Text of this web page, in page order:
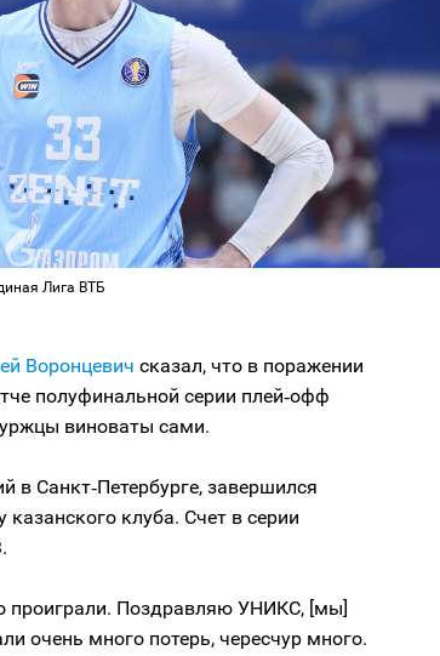
Лига ВТБ
Воронцевич сказал, что в поражении
полуфинальной серии плей‑офф
виноваты сами.
Санкт‑Петербурге, завершился
казанского клуба. Счет в серии
проиграли. Поздравляю УНИКС, [мы]
очень много потерь, чересчур много.